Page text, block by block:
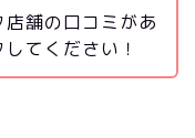
舗の口コミがあ
てください！